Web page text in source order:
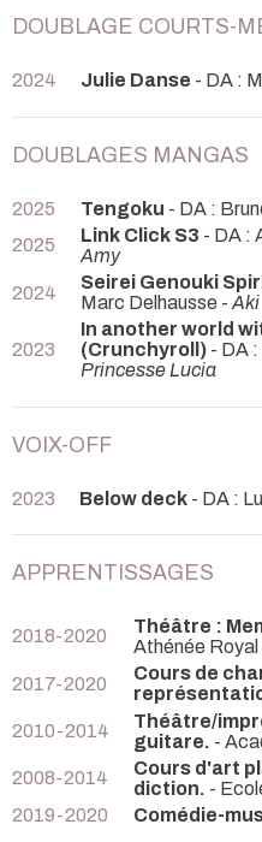
DOUBLAGE COURTS-
2024 Julie Danse - DA :
DOUBLAGES MANGAS
2025 Tengoku - DA :
2025
Link Click S3 - DA :
Amy
2024
Seirei Genouki
Marc Delhausse - Aki
2023
In another world
(Crunchyroll) - DA
Princesse Lucia
VOIX-OFF
2023 Below deck - DA :
APPRENTISSAGES
2018-2020 Théâtre :
Athénée
2017-2020
Cours de
2010-2014
Théâtre/
guitare. -
2008-2014
Cours d'art
diction. -
2019-2020
Comédie-